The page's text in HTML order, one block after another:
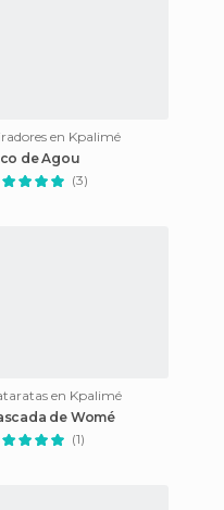
en Kpalimé
de Agou
(3)
en Kpalimé
de Womé
(1)